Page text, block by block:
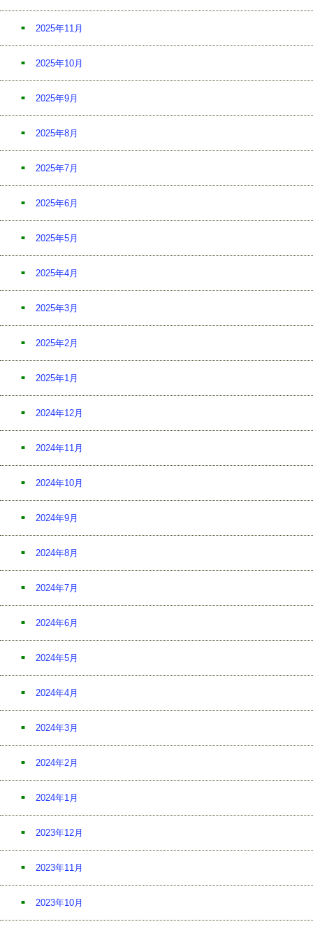
2025年11月
2025年10月
2025年9月
2025年8月
2025年7月
2025年6月
2025年5月
2025年4月
2025年3月
2025年2月
2025年1月
2024年12月
2024年11月
2024年10月
2024年9月
2024年8月
2024年7月
2024年6月
2024年5月
2024年4月
2024年3月
2024年2月
2024年1月
2023年12月
2023年11月
2023年10月